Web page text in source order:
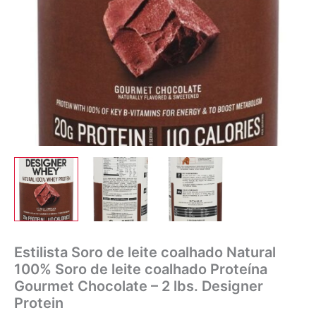
Estilista Soro de leite coalhado Natural
100% Soro de leite coalhado Proteína
Gourmet Chocolate – 2 lbs. Designer
Protein